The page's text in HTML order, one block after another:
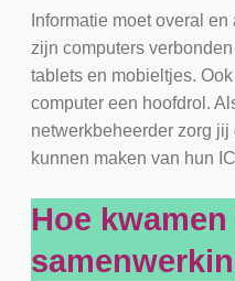
Informatie moet overal
zijn computers
tablets en mobieltjes.
computer een hoofdrol.
netwerkbeheerder zorg
kunnen maken van hun
Hoe